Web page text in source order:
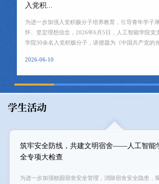
入党积...
为进一步加强入党积极分子培养教育，引导青年学子
怀、坚定理想信念，2026年6月5日，人工智能学院党
学院30余名入党积极分子，讲授题为《中国共产党的
2026-06-10
学生活动
筑牢安全防线，共建文明宿舍——人工智能
全专项大检查
为进一步加强校园宿舍安全管理，消除宿舍安全隐患，